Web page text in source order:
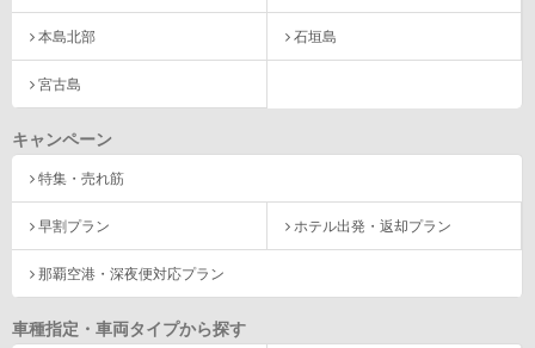
本島北部 石垣島
宮古島
キャンペーン
特集・売れ筋
早割プラン ホテル出発・返却プラン
那覇空港・深夜便対応プラン
車種指定・車両タイプから探す